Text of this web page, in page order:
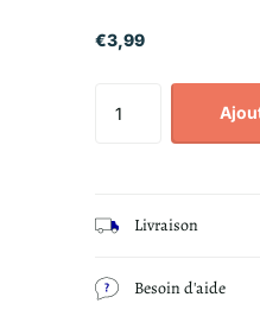
€3,99
Livraison
Besoin d'aide